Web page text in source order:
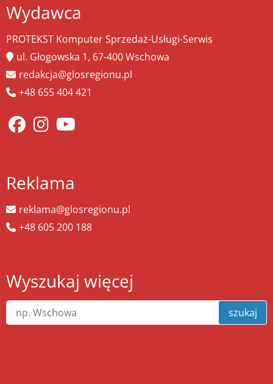
Wydawca
PROTEKST Komputer Sprzedaż-Usługi-Serwis
ul. Głogowska 1, 67-400 Wschowa
redakcja@glosregionu.pl
+48 655 404 421
Reklama
reklama@glosregionu.pl
+48 605 200 188
Wyszukaj więcej
szukaj